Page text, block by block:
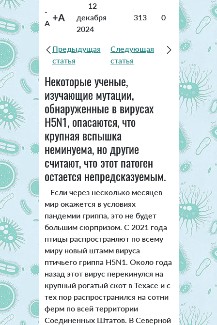
-
A +A
12
декабря
2024
313 0
Предыдущая
статья
Следующая
статья
Некоторые ученые,
изучающие мутации,
обнаруженные в вирусах
H5N1, опасаются, что
крупная вспышка
неминуема, но другие
считают, что этот патоген
остается непредсказуемым.
Если через несколько месяцев
мир окажется в условиях
пандемии гриппа, это не будет
большим сюрпризом. С 2021 года
птицы распространяют по всему
миру новый штамм вируса
птичьего гриппа H5N1. Около года
назад этот вирус перекинулся на
крупный рогатый скот в Техасе и с
тех пор распространился на сотни
ферм по всей территории
Соединенных Штатов. В Северной